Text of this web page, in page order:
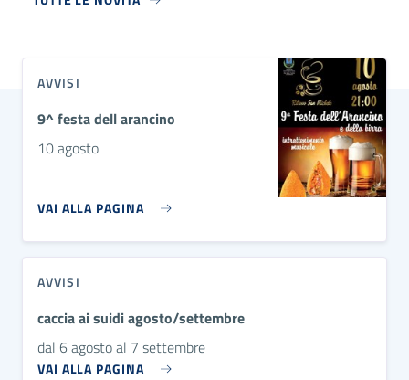
AVVISI
9^ festa dell arancino
10 agosto
VAI ALLA PAGINA
AVVISI
caccia ai suidi agosto/settembre
dal 6 agosto al 7 settembre
VAI ALLA PAGINA